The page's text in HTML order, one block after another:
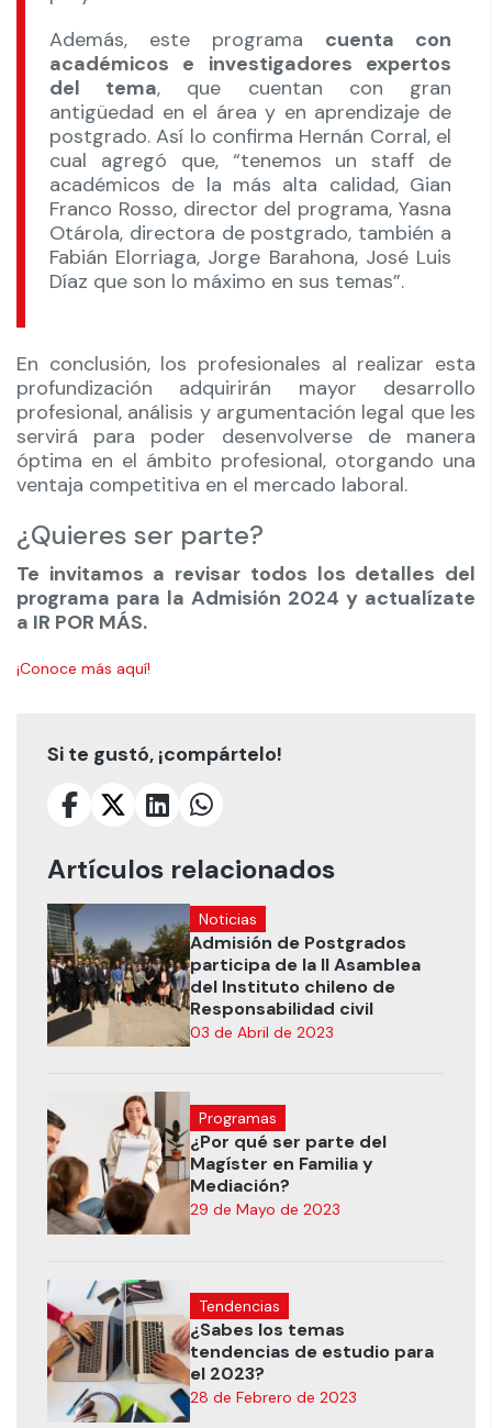
Además, este programa cuenta con
académicos e investigadores expertos
del tema, que cuentan con gran
antigüedad en el área y en aprendizaje de
postgrado. Así lo confirma Hernán Corral, el
cual agregó que, “tenemos un staff de
académicos de la más alta calidad, Gian
Franco Rosso, director del programa, Yasna
Otárola, directora de postgrado, también a
Fabián Elorriaga, Jorge Barahona, José Luis
Díaz que son lo máximo en sus temas”.
En conclusión, los profesionales al realizar esta
profundización adquirirán mayor desarrollo
profesional, análisis y argumentación legal que les
servirá para poder desenvolverse de manera
óptima en el ámbito profesional, otorgando una
ventaja competitiva en el mercado laboral.
¿Quieres ser parte?
Te invitamos a revisar todos los detalles del
programa para la Admisión 2024 y actualízate
a IR POR MÁS.
¡Conoce más aquí!
Si te gustó, ¡compártelo!
Artículos relacionados
Noticias
Admisión de Postgrados
participa de la II Asamblea
del Instituto chileno de
Responsabilidad civil
03 de Abril de 2023
Programas
¿Por qué ser parte del
Magíster en Familia y
Mediación?
29 de Mayo de 2023
Tendencias
¿Sabes los temas
tendencias de estudio para
el 2023?
28 de Febrero de 2023